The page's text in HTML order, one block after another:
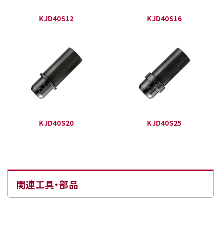
KJD40S12 KJD40S16
KJD40S20 KJD40S25
関連工具・部品